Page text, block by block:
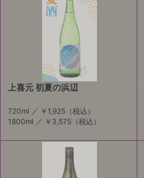
上喜元 初夏の浜辺
720ml ／ ￥1,925 （税込）
1800ml ／ ￥3,575 （税込）